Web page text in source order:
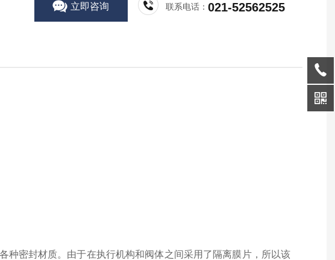
立即咨询 联系电话：021-52562525
种密封材质。由于在执行机构和阀体之间采用了隔离膜片，所以该